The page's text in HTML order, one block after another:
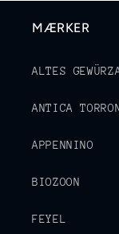
MÆRKER
ALTES
ANTICA
APPENNINO
BIOZOON
FEYEL